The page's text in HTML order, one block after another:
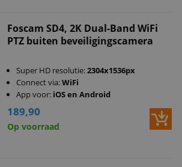
Foscam SD4, 2K Dual-Band WiFi
PTZ buiten beveiligingscamera
Super HD resolutie:2304x1536px
Connect via:WiFi
App voor:iOS en Android
189,90
Op voorraad